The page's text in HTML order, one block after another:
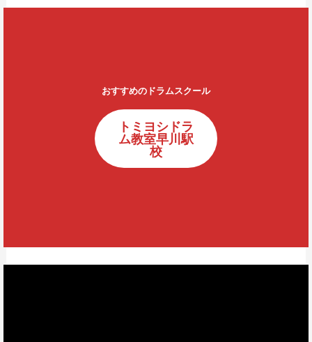
おすすめのドラムスクール
トミヨシドラ
ム教室早川駅
校